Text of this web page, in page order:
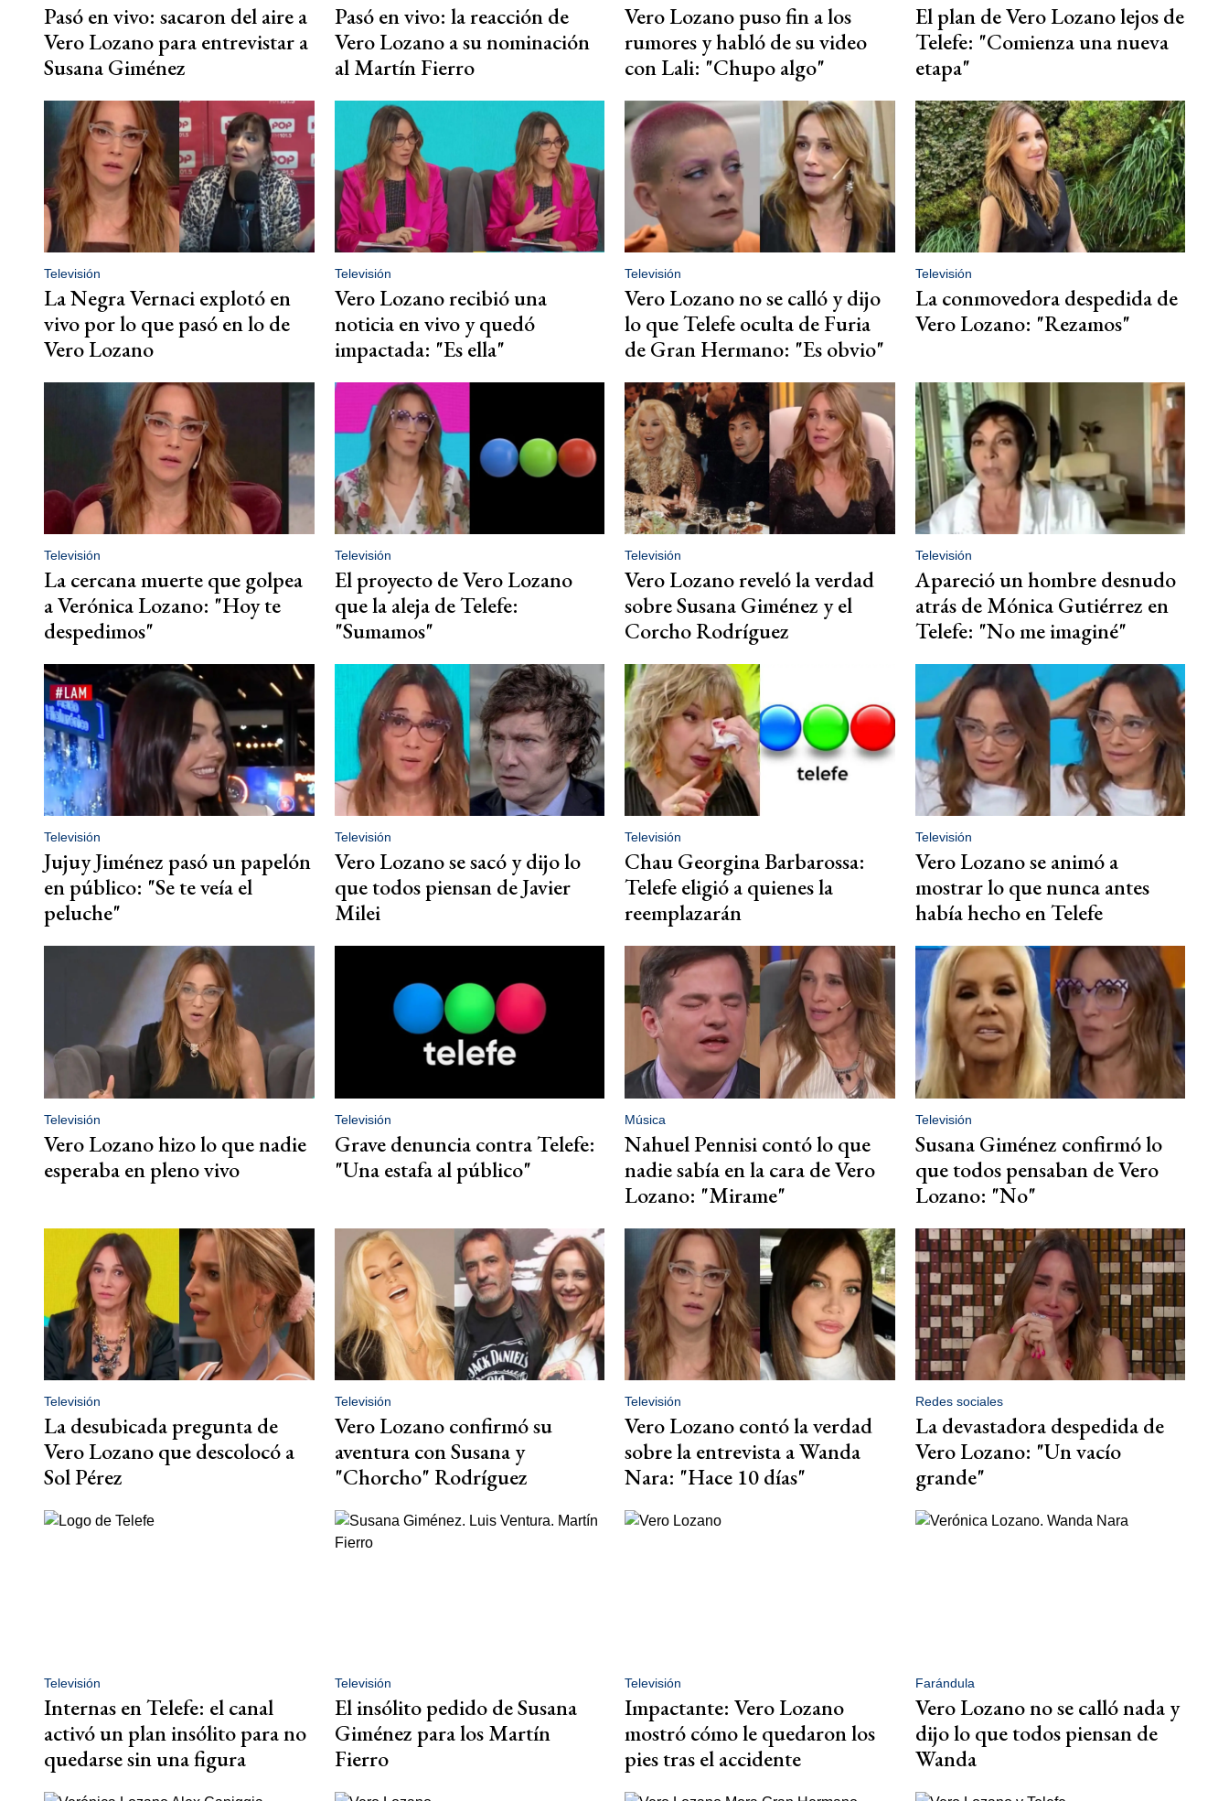
Pasó en vivo: sacaron del aire a
Vero Lozano para entrevistar a
Susana Giménez
Pasó en vivo: la reacción de
Vero Lozano a su nominación
al Martín Fierro
Vero Lozano puso fin a los
rumores y habló de su video
con Lali: "Chupo algo"
El plan de Vero Lozano lejos de
Telefe: "Comienza una nueva
etapa"
Televisión
La Negra Vernaci explotó en
vivo por lo que pasó en lo de
Vero Lozano
Televisión
Vero Lozano recibió una
noticia en vivo y quedó
impactada: "Es ella"
Televisión
Vero Lozano no se calló y dijo
lo que Telefe oculta de Furia
de Gran Hermano: "Es obvio"
Televisión
La conmovedora despedida de
Vero Lozano: "Rezamos"
Televisión
La cercana muerte que golpea
a Verónica Lozano: "Hoy te
despedimos"
Televisión
El proyecto de Vero Lozano
que la aleja de Telefe:
"Sumamos"
Televisión
Vero Lozano reveló la verdad
sobre Susana Giménez y el
Corcho Rodríguez
Televisión
Apareció un hombre desnudo
atrás de Mónica Gutiérrez en
Telefe: "No me imaginé"
Televisión
Jujuy Jiménez pasó un papelón
en público: "Se te veía el
peluche"
Televisión
Vero Lozano se sacó y dijo lo
que todos piensan de Javier
Milei
Televisión
Chau Georgina Barbarossa:
Telefe eligió a quienes la
reemplazarán
Televisión
Vero Lozano se animó a
mostrar lo que nunca antes
había hecho en Telefe
Televisión
Vero Lozano hizo lo que nadie
esperaba en pleno vivo
Televisión
Grave denuncia contra Telefe:
"Una estafa al público"
Música
Nahuel Pennisi contó lo que
nadie sabía en la cara de Vero
Lozano: "Mirame"
Televisión
Susana Giménez confirmó lo
que todos pensaban de Vero
Lozano: "No"
Televisión
La desubicada pregunta de
Vero Lozano que descolocó a
Sol Pérez
Televisión
Vero Lozano confirmó su
aventura con Susana y
"Chorcho" Rodríguez
Televisión
Vero Lozano contó la verdad
sobre la entrevista a Wanda
Nara: "Hace 10 días"
Redes sociales
La devastadora despedida de
Vero Lozano: "Un vacío
grande"
Televisión
Internas en Telefe: el canal
activó un plan insólito para no
quedarse sin una figura
Televisión
El insólito pedido de Susana
Giménez para los Martín
Fierro
Televisión
Impactante: Vero Lozano
mostró cómo le quedaron los
pies tras el accidente
Farándula
Vero Lozano no se calló nada y
dijo lo que todos piensan de
Wanda